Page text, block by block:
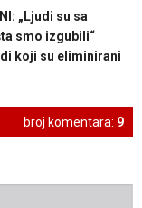
„Ljudi su sa
smo izgubili“
koji su eliminirani
broj komentara: 9